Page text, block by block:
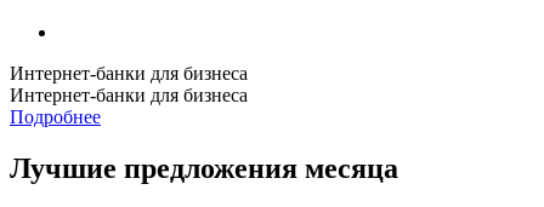
Интернет-банки для бизнеса
Интернет-банки для бизнеса
Подробнее
Лучшие предложения месяца